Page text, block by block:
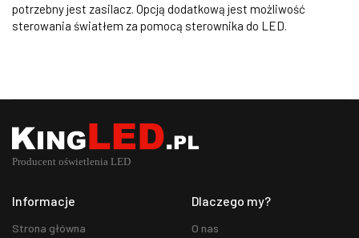
potrzebny jest zasilacz. Opcją dodatkową jest możliwość
sterowania światłem za pomocą sterownika do LED.
Informacje
Strona główna
Dlaczego my?
O nas